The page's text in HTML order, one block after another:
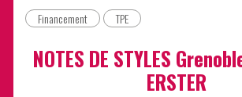
Financement TPE
NOTES DE STYLES
ERSTER